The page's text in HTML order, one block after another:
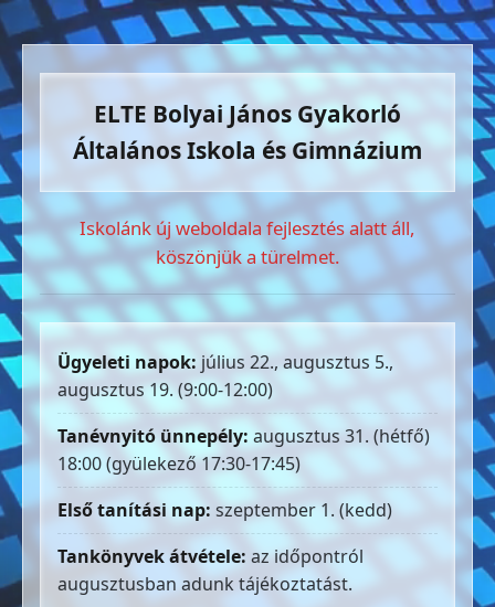
ELTE Bolyai János Gyakorló
Általános Iskola és Gimnázium
Iskolánk új weboldala fejlesztés alatt áll,
köszönjük a türelmet.
Ügyeleti napok: július 22., augusztus 5.,
augusztus 19. (9:00-12:00)
Tanévnyitó ünnepély: augusztus 31. (hétfő)
18:00 (gyülekező 17:30-17:45)
Első tanítási nap: szeptember 1. (kedd)
Tankönyvek átvétele: az időpontról
augusztusban adunk tájékoztatást.